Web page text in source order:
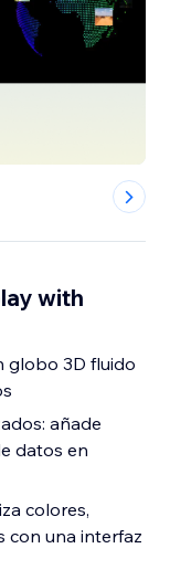
with
globo 3D fluido
añade
datos en
colores,
con una interfaz